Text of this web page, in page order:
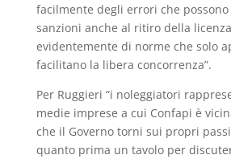
facilmente degli errori che
sanzioni anche al ritiro della
evidentemente di norme che solo
facilitano la libera concorrenza”.
Per Ruggieri “i noleggiatori
medie imprese a cui Confapi è
che il Governo torni sui propri
quanto prima un tavolo per